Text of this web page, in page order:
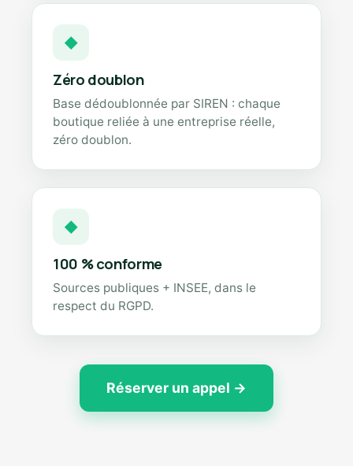
◆
Zéro doublon
Base dédoublonnée par SIREN : chaque
boutique reliée à une entreprise réelle,
zéro doublon.
◆
100 % conforme
Sources publiques + INSEE, dans le
respect du RGPD.
Réserver un appel →